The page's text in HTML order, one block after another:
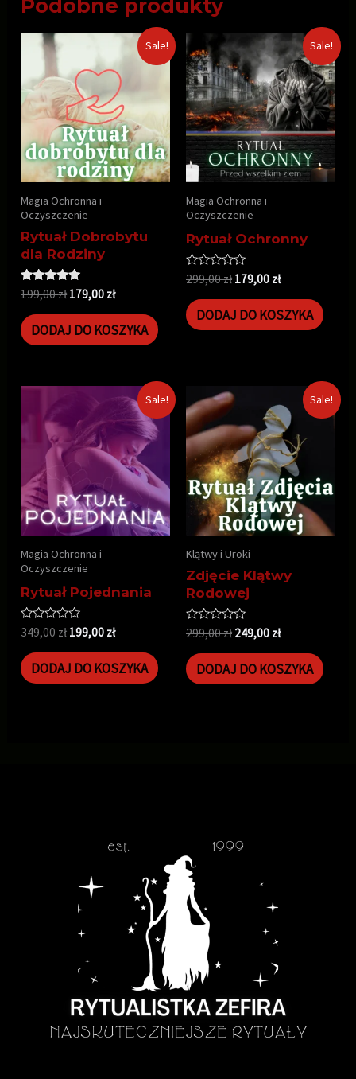
Podobne produkty
Sale!
Magia Ochronna i
Oczyszczenie
Rytuał Dobrobytu
dla Rodziny
Oceniono
5.00
na 5
199,00zł 179,00 zł
DODAJ DO KOSZYKA
Sale!
Magia Ochronna i
Oczyszczenie
Rytuał Ochronny
Oceniono
na
5
299,00zł 179,00 zł
DODAJ DO KOSZYKA
Sale!
Magia Ochronna i
Oczyszczenie
Rytuał Pojednania
Oceniono
na
5
349,00zł 199,00 zł
DODAJ DO KOSZYKA
Sale!
Klątwy i Uroki
Zdjęcie Klątwy
Rodowej
Oceniono
na
5
299,00zł 249,00 zł
DODAJ DO KOSZYKA